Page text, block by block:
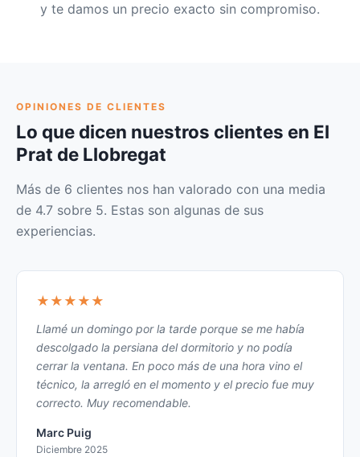
y te damos un precio exacto sin compromiso.
OPINIONES DE CLIENTES
Lo que dicen nuestros clientes en El
Prat de Llobregat
Más de 6 clientes nos han valorado con una media
de 4.7 sobre 5. Estas son algunas de sus
experiencias.
★★★★★
Llamé un domingo por la tarde porque se me había
descolgado la persiana del dormitorio y no podía
cerrar la ventana. En poco más de una hora vino el
técnico, la arregló en el momento y el precio fue muy
correcto. Muy recomendable.
Marc Puig
Diciembre 2025